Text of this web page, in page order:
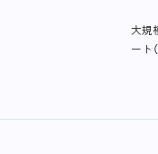
大規
ート